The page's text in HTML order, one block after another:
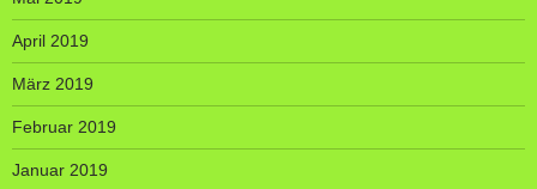
April 2019
März 2019
Februar 2019
Januar 2019